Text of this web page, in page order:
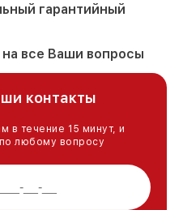
гарантийный
все Ваши вопросы
контакты
в течение 15 минут, и
любому вопросу